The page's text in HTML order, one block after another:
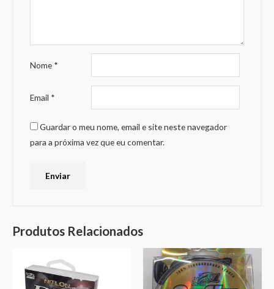
Nome *
Email *
Guardar o meu nome, email e site neste navegador
para a próxima vez que eu comentar.
Produtos Relacionados